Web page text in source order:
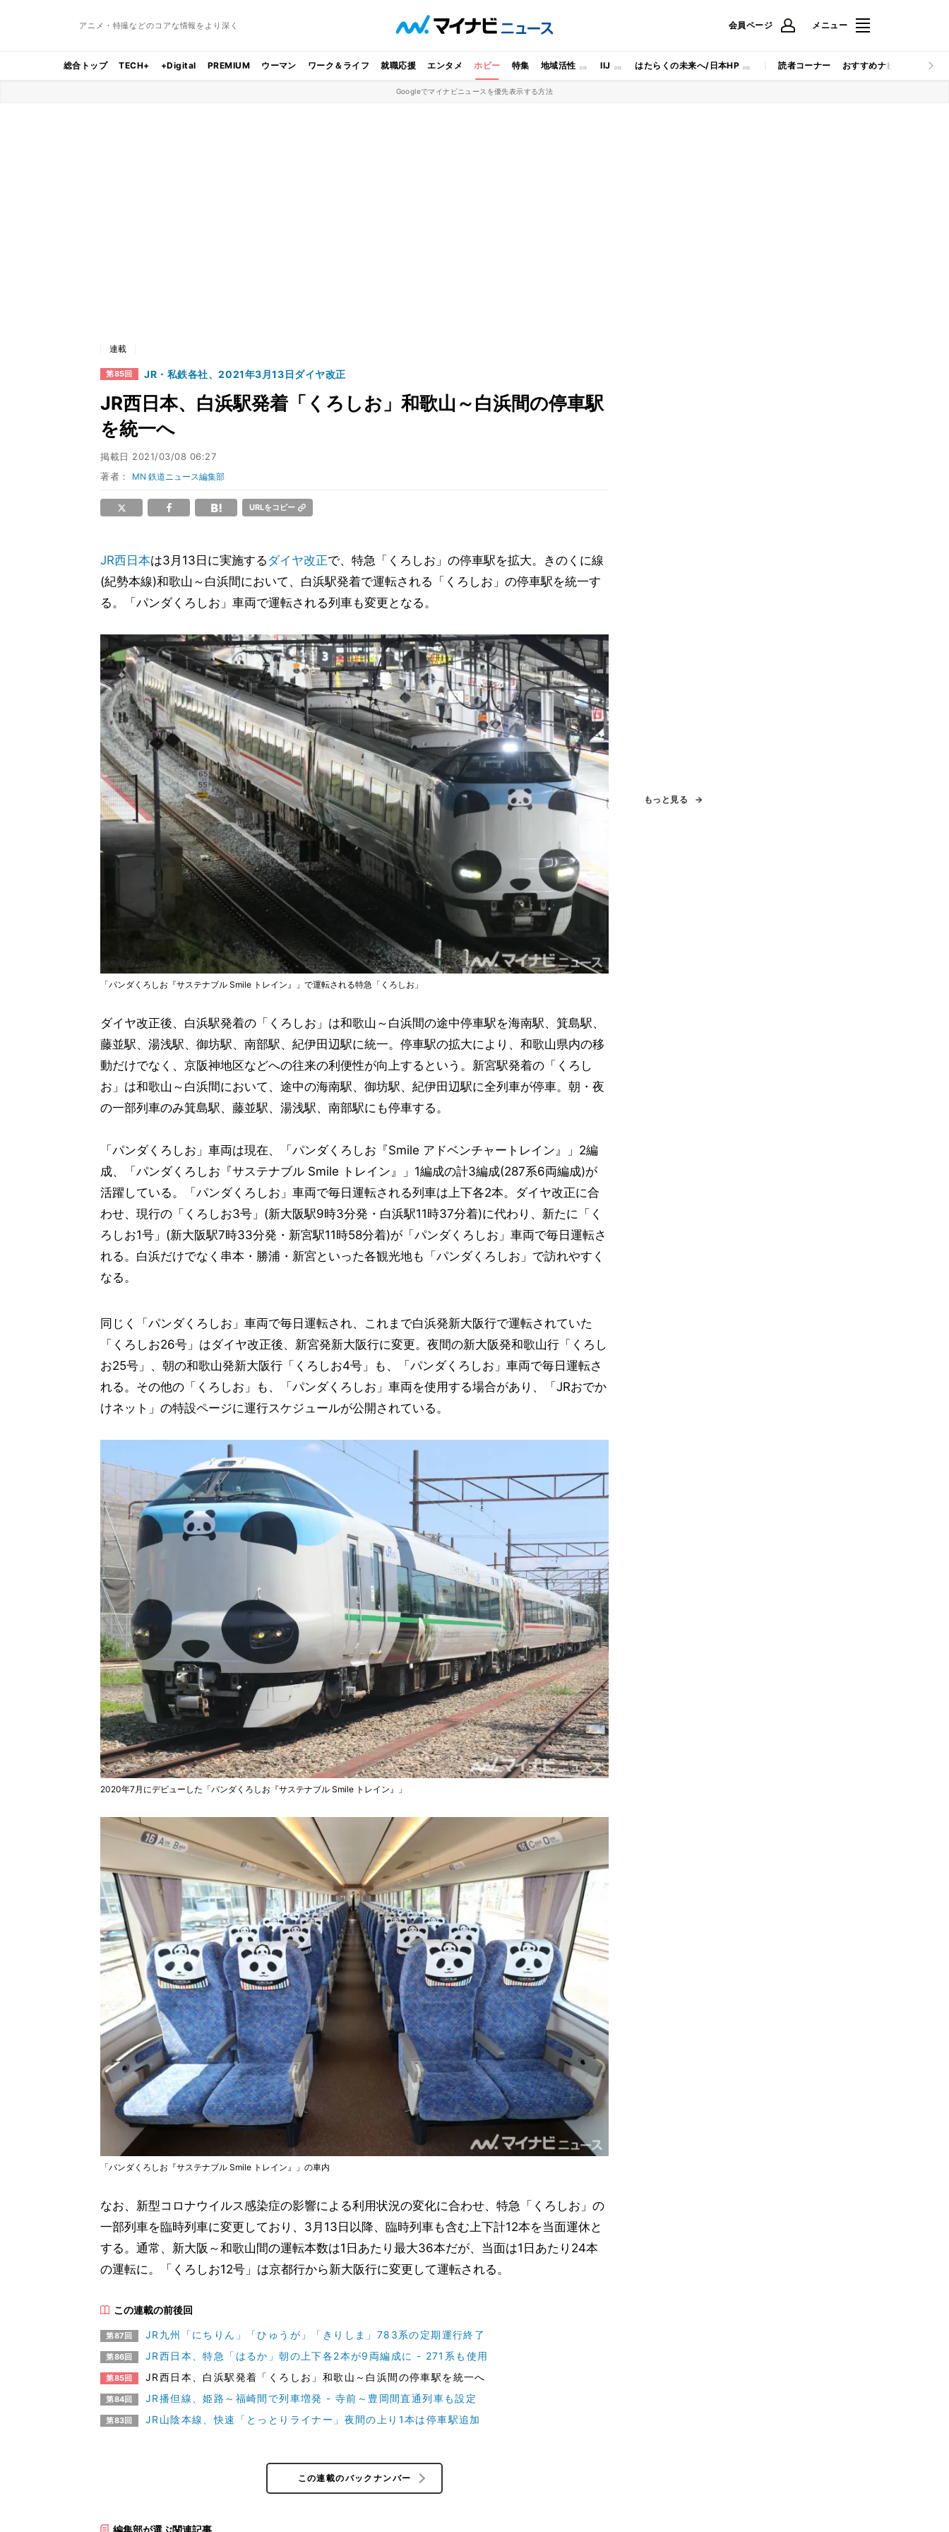
アニメ・特撮などのコアな情報をより深く 会員ページ メニュー
総合トップ TECH+ +Digital PREMIUM ウーマン ワーク＆ライフ 就職応援 エンタメ ホビー 特集 地域活性 IIJ はたらくの未来へ/日本HP 読者コーナー おすすめナビ マイナビ
Googleでマイナビニュースを優先表示する方法
連載
第85回 JR・私鉄各社、2021年3月13日ダイヤ改正
JR西日本、白浜駅発着「くろしお」和歌山～白浜間の停車駅
を統一へ
掲載日 2021/03/08 06:27
著者： MN 鉄道ニュース編集部
URLをコピー
JR西日本は3月13日に実施する ダイヤ改正で、特急「くろしお」の停車駅を拡大。きのくに線
(紀勢本線)和歌山～白浜間において、白浜駅発着で運転される「くろしお」の停車駅を統一す
る。「パンダくろしお」車両で運転される列車も変更となる。
「パンダくろしお『サステナブル Smile トレイン』」で運転される特急「くろしお」
ダイヤ改正後、白浜駅発着の「くろしお」は和歌山～白浜間の途中停車駅を海南駅、箕島駅、
藤並駅、湯浅駅、御坊駅、南部駅、紀伊田辺駅に統一。停車駅の拡大により、和歌山県内の移
動だけでなく、京阪神地区などへの往来の利便性が向上するという。新宮駅発着の「くろし
お」は和歌山～白浜間において、途中の海南駅、御坊駅、紀伊田辺駅に全列車が停車。朝・夜
の一部列車のみ箕島駅、藤並駅、湯浅駅、南部駅にも停車する。
「パンダくろしお」車両は現在、「パンダくろしお『Smile アドベンチャートレイン』」2編
成、「パンダくろしお『サステナブル Smile トレイン』」1編成の計3編成(287系6両編成)が
活躍している。「パンダくろしお」車両で毎日運転される列車は上下各2本。ダイヤ改正に合
わせ、現行の「くろしお3号」(新大阪駅9時3分発・白浜駅11時37分着)に代わり、新たに「く
ろしお1号」(新大阪駅7時33分発・新宮駅11時58分着)が「パンダくろしお」車両で毎日運転さ
れる。白浜だけでなく串本・勝浦・新宮といった各観光地も「パンダくろしお」で訪れやすく
なる。
同じく「パンダくろしお」車両で毎日運転され、これまで白浜発新大阪行で運転されていた
「くろしお26号」はダイヤ改正後、新宮発新大阪行に変更。夜間の新大阪発和歌山行「くろし
お25号」、朝の和歌山発新大阪行「くろしお4号」も、「パンダくろしお」車両で毎日運転さ
れる。その他の「くろしお」も、「パンダくろしお」車両を使用する場合があり、「JRおでか
けネット」の特設ページに運行スケジュールが公開されている。
2020年7月にデビューした「パンダくろしお『サステナブル Smile トレイン』」
「パンダくろしお『サステナブル Smile トレイン』」の車内
なお、新型コロナウイルス感染症の影響による利用状況の変化に合わせ、特急「くろしお」の
一部列車を臨時列車に変更しており、3月13日以降、臨時列車も含む上下計12本を当面運休と
する。通常、新大阪～和歌山間の運転本数は1日あたり最大36本だが、当面は1日あたり24本
の運転に。「くろしお12号」は京都行から新大阪行に変更して運転される。
この連載の前後回
第87回 JR九州「にちりん」「ひゅうが」「きりしま」783系の定期運行終了
第86回 JR西日本、特急「はるか」朝の上下各2本が9両編成に - 271系も使用
第85回 JR西日本、白浜駅発着「くろしお」和歌山～白浜間の停車駅を統一へ
第84回 JR播但線、姫路～福崎間で列車増発 - 寺前～豊岡間直通列車も設定
第83回 JR山陰本線、快速「とっとりライナー」夜間の上り1本は停車駅追加
この連載のバックナンバー
編集部が選ぶ関連記事
もっと見る